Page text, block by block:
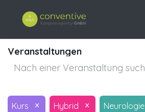
Veranstaltungen
Kurs × Hybrid × Neurologie